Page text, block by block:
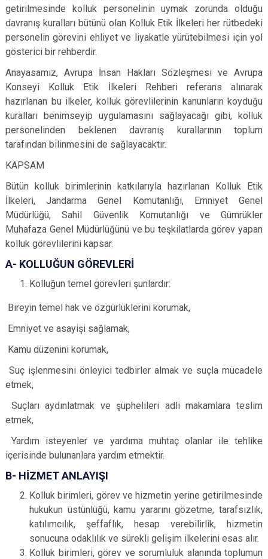
getirilmesinde kolluk personelinin uymak zorunda olduğu
davranış kuralları bütünü olan Kolluk Etik İlkeleri her rütbedeki
personelin görevini ehliyet ve liyakatle yürütebilmesi için yol
gösterici bir rehberdir.
Anayasamız, Avrupa İnsan Hakları Sözleşmesi ve Avrupa
Konseyi Kolluk Etik İlkeleri Rehberi referans alınarak
hazırlanan bu ilkeler, kolluk görevlilerinin kanunların koyduğu
kuralları benimseyip uygulamasını sağlayacağı gibi, kolluk
personelinden beklenen davranış kurallarının toplum
tarafından bilinmesini de sağlayacaktır.
KAPSAM
Bütün kolluk birimlerinin katkılarıyla hazırlanan Kolluk Etik
İlkeleri, Jandarma Genel Komutanlığı, Emniyet Genel
Müdürlüğü, Sahil Güvenlik Komutanlığı ve Gümrükler
Muhafaza Genel Müdürlüğünü ve bu teşkilatlarda görev yapan
kolluk görevlilerini kapsar.
A- KOLLUĞUN GÖREVLERİ
Kolluğun temel görevleri şunlardır:
Bireyin temel hak ve özgürlüklerini korumak,
Emniyet ve asayişi sağlamak,
Kamu düzenini korumak,
Suç işlenmesini önleyici tedbirler almak ve suçla mücadele
etmek,
Suçları aydınlatmak ve şüphelileri adli makamlara teslim
etmek,
Yardım isteyenler ve yardıma muhtaç olanlar ile tehlike
içerisinde bulunanlara yardım etmektir.
B- HİZMET ANLAYIŞI
Kolluk birimleri, görev ve hizmetin yerine getirilmesinde
hukukun üstünlüğü, kamu yararını gözetme, tarafsızlık,
katılımcılık, şeffaflık, hesap verebilirlik, hizmetin
sonucuna odaklılık ve sürekli gelişim ilkelerini esas alır.
Kolluk birimleri, görev ve sorumluluk alanında toplumun